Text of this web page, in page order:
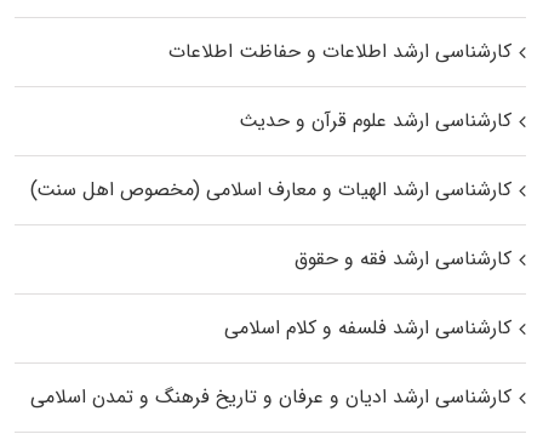
کارشناسی ارشد اطلاعات و حفاظت اطلاعات
کارشناسی ارشد علوم قرآن و حدیث
کارشناسی ارشد الهیات و معارف اسلامی (مخصوص اهل سنت)
کارشناسی ارشد فقه و حقوق
کارشناسی ارشد فلسفه و کلام اسلامی
کارشناسی ارشد ادیان و عرفان و تاریخ فرهنگ و تمدن اسلامی